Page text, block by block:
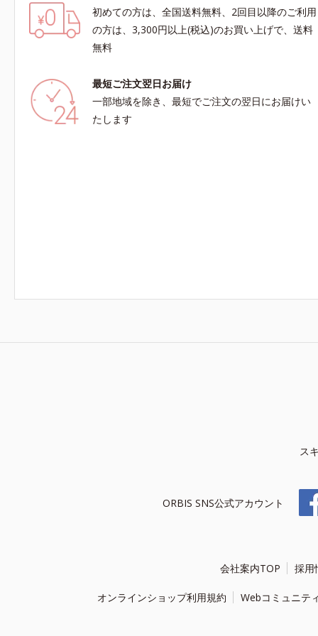
初めての方は、全国送料無料、2回目以降のご利用
の方は、3,300円以上(税込)のお買い上げで、送料
無料
最短ご注文翌日お届け
一部地域を除き、最短でご注文の翌日にお届けい
たします
ス
ORBIS SNS公式アカウント
会社案内TOP 採用
オンラインショップ利用規約 Webコミュニテ